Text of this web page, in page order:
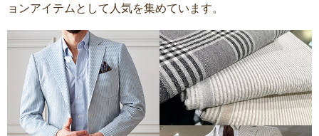
ョンアイテムとして人気を集めています。